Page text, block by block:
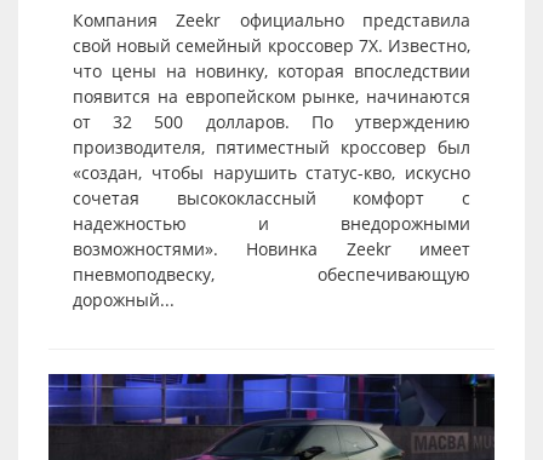
Компания Zeekr официально представила
свой новый семейный кроссовер 7X. Известно,
что цены на новинку, которая впоследствии
появится на европейском рынке, начинаются
от 32 500 долларов. По утверждению
производителя, пятиместный кроссовер был
«создан, чтобы нарушить статус-кво, искусно
сочетая высококлассный комфорт с
надежностью и внедорожными
возможностями». Новинка Zeekr имеет
пневмоподвеску, обеспечивающую
дорожный...